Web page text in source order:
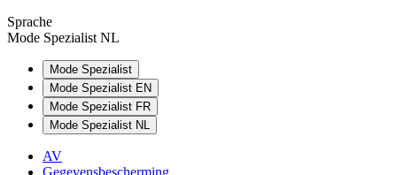
Sprache
Mode Spezialist NL
Mode Spezialist
Mode Spezialist EN
Mode Spezialist FR
Mode Spezialist NL
AV
Gegevensbescherming